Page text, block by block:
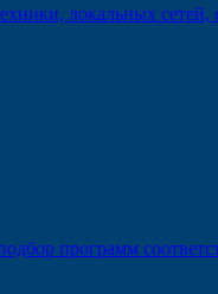
локальных сетей,
программ